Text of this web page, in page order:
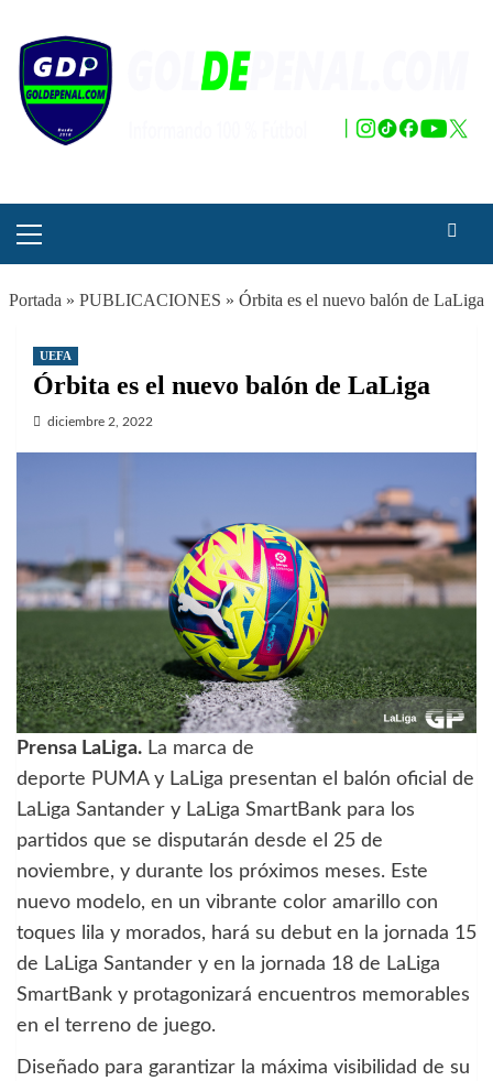
contenido
principal
Portada » PUBLICACIONES » Órbita es el nuevo balón de LaLiga
UEFA
Órbita es el nuevo balón de LaLiga
diciembre 2, 2022
Prensa LaLiga. La marca de
deporte PUMA y LaLiga presentan el balón oficial de
LaLiga Santander y LaLiga SmartBank para los
partidos que se disputarán desde el 25 de
noviembre, y durante los próximos meses. Este
nuevo modelo, en un vibrante color amarillo con
toques lila y morados, hará su debut en la jornada 15
de LaLiga Santander y en la jornada 18 de LaLiga
SmartBank y protagonizará encuentros memorables
en el terreno de juego.
Diseñado para garantizar la máxima visibilidad de su